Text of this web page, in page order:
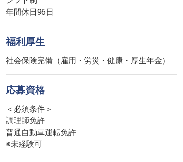
年間休日96日
福利厚生
社会保険完備（雇用・労災・健康・厚生年金）
応募資格
＜必須条件＞
調理師免許
普通自動車運転免許
※未経験可